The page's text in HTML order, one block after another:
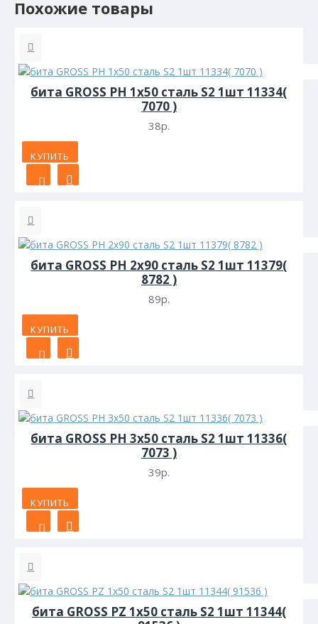
Похожие товары
бита GROSS PH 1х50 сталь S2 1шт 11334(
7070 )
38р.
КУПИТЬ
бита GROSS PH 2х90 сталь S2 1шт 11379(
8782 )
89р.
КУПИТЬ
бита GROSS PH 3х50 сталь S2 1шт 11336(
7073 )
39р.
КУПИТЬ
бита GROSS PZ 1х50 сталь S2 1шт 11344(